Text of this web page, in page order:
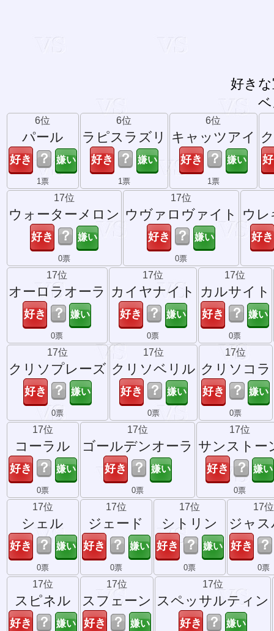
好き
6位
パール
？
1票
6位
ラピスラズリ
？
1票
6位
キャッツアイ
？
1票
17位
ウォーターメロン
？
0票
17位
ウヴァロヴァイト
？
0票
ウ
17位
オーロラオーラ
？
0票
17位
カイヤナイト
？
0票
17位
カルサイト
？
0票
17位
クリソプレーズ
？
0票
17位
クリソベリル
？
0票
17位
クリソコラ
？
0票
17位
コーラル
？
0票
17位
ゴールデンオーラ
？
0票
17位
サンストー
？
0票
17位
シェル
？
0票
17位
ジェード
？
0票
17位
シトリン
？
0票
17位
ジャ
？
0票
17位
スピネル
？
17位
スフェーン
？
17位
スペッサルティン
？